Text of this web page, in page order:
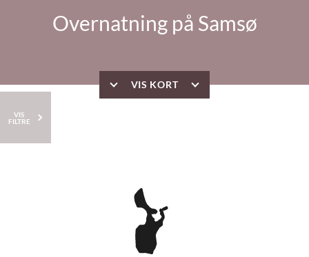
Overnatning på Samsø
VIS KORT
VIS
FILTRE